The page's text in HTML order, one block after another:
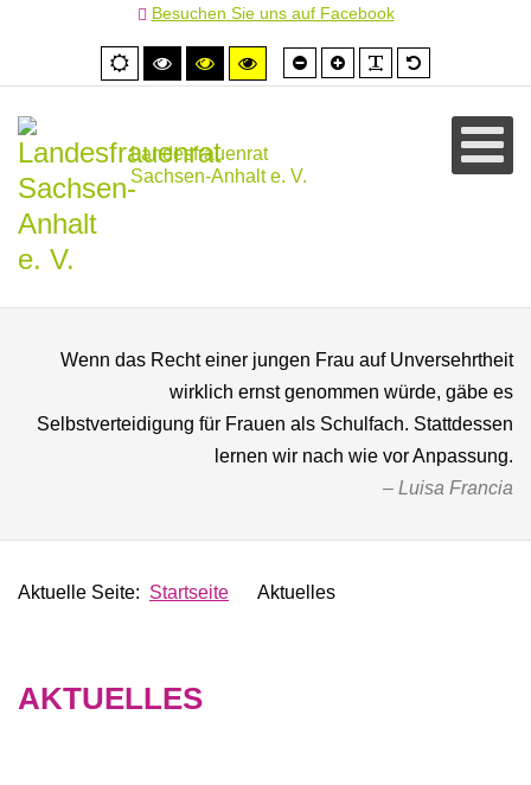
Besuchen Sie uns auf Facebook
Normale
Ansicht
Hoher
Kontrast
Hoher
Kontrast
Hoher
Kontrast
Schrift
kleiner
Schrift
größer
Landesfrauenrat
Sachsen-Anhalt e. V.
Wenn das Recht einer jungen Frau auf Unversehrtheit
wirklich ernst genommen würde, gäbe es
Selbstverteidigung für Frauen als Schulfach. Stattdessen
lernen wir nach wie vor Anpassung.
Luisa Francia
Aktuelle Seite: Startseite Aktuelles
AKTUELLES